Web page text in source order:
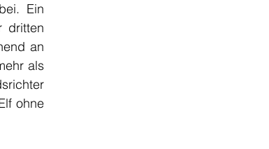
Ein
dritten
an
als
ohne